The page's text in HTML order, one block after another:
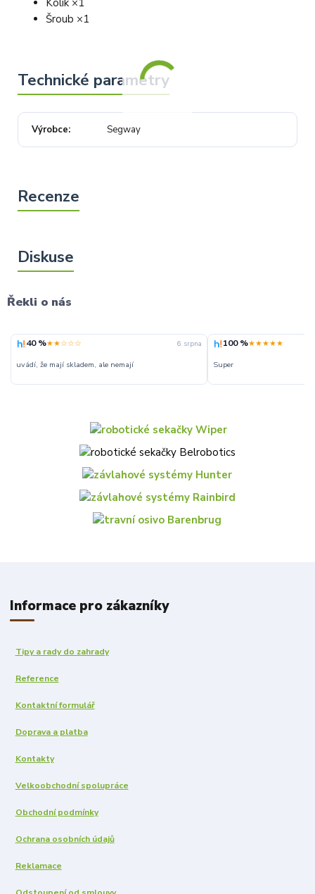
Kolík ×1
Šroub ×1
Výrobce Segway
Řekli o nás
40 %★★☆☆☆ 6. srpna
uvádí, že mají skladem, ale nemají
100 %★★★★★
Super
Informace pro zákazníky
Tipy a rady do zahrady
Reference
Kontaktní formulář
Doprava a platba
Kontakty
Velkoobchodní spolupráce
Obchodní podmínky
Ochrana osobních údajů
Reklamace